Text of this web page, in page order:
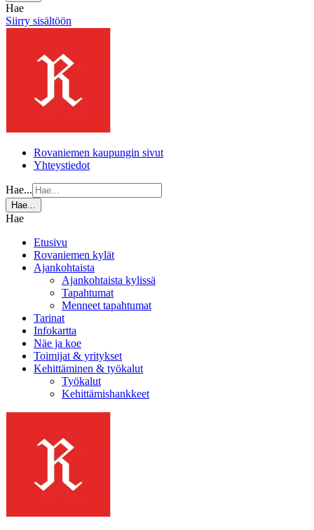
Hae
Siirry sisältöön
Rovaniemen kaupungin sivut
Yhteystiedot
Hae...
Hae...
Hae
Etusivu
Rovaniemen kylät
Ajankohtaista
Ajankohtaista kylissä
Tapahtumat
Menneet tapahtumat
Tarinat
Infokartta
Näe ja koe
Toimijat & yritykset
Kehittäminen & työkalut
Työkalut
Kehittämishankkeet